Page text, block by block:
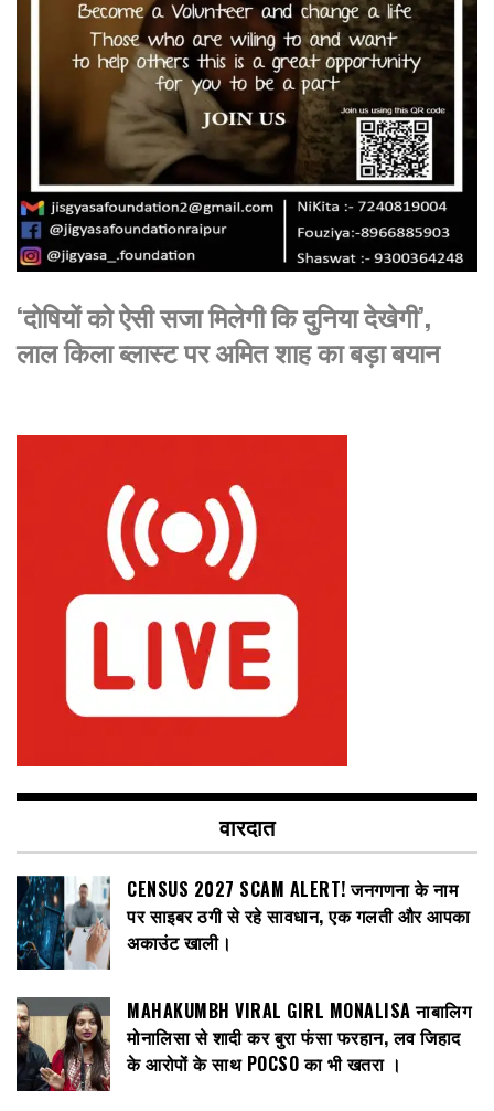
‘दोषियों को ऐसी सजा मिलेगी कि दुनिया देखेगी’,
लाल किला ब्लास्ट पर अमित शाह का बड़ा बयान
वारदात
CENSUS 2027 SCAM ALERT! जनगणना के नाम
पर साइबर ठगी से रहे सावधान, एक गलती और आपका
अकाउंट खाली।
MAHAKUMBH VIRAL GIRL MONALISA नाबालिग
मोनालिसा से शादी कर बुरा फंसा फरहान, लव जिहाद
के आरोपों के साथ POCSO का भी खतरा ।